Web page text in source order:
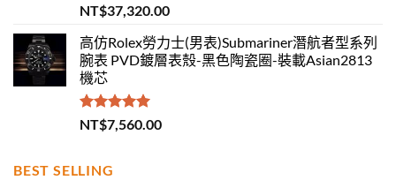
評分5.00
滿分 5
NT$37,320.00
高仿Rolex勞力士(男表)Submariner潛航者型系列
腕表 PVD鍍層表殼-黑色陶瓷圈-裝載Asian2813
機芯
評分 5.00
滿分 5
NT$7,560.00
BEST SELLING